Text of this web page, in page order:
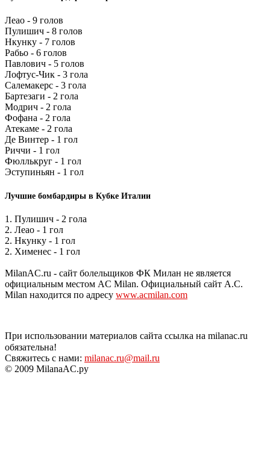
Леао - 9 голов
Пулишич - 8 голов
Нкунку - 7 голов
Рабьо - 6 голов
Павлович - 5 голов
Лофтус-Чик - 3 гола
Салемакерс - 3 гола
Бартезаги - 2 гола
Модрич - 2 гола
Фофана - 2 гола
Атекаме - 2 гола
Де Винтер - 1 гол
Риччи - 1 гол
Фюллькруг - 1 гол
Эступиньян - 1 гол
Лучшие бомбардиры в Кубке Италии
1. Пулишич - 2 гола
2. Леао - 1 гол
2. Нкунку - 1 гол
2. Хименес - 1 гол
MilanAC.ru - сайт болельщиков ФК Милан не является
официальным местом AC Milan. Официальный сайт A.C.
Milan находится по адресу www.acmilan.com
При использовании материалов сайта ссылка на milanac.ru
обязательна!
Свяжитесь с нами: milanac.ru@mail.ru
© 2009 MilanaAC.ру